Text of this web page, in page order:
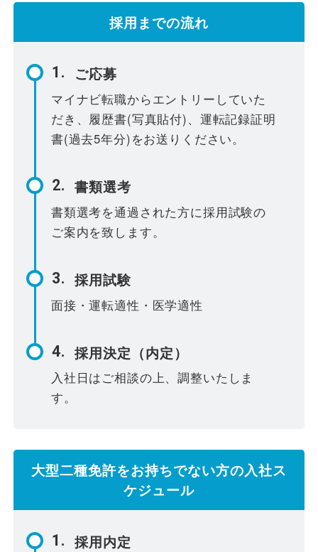
採用までの流れ
ご応募
マイナビ転職からエントリーしていた
だき、履歴書(写真貼付)、運転記録証明
書(過去5年分)をお送りください。
書類選考
書類選考を通過された方に採用試験の
ご案内を致します。
採用試験
面接・運転適性・医学適性
採用決定（内定）
入社日はご相談の上、調整いたしま
す。
大型二種免許をお持ちでない方の入社ス
ケジュール
採用内定